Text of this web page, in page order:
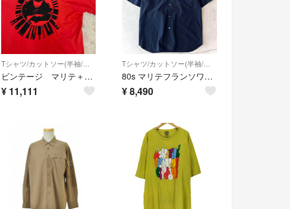
Tシャツ/カットソー(半袖/袖なし)
ビンテージ マリテ＋フランソワ・ジルボー CLOSED Tシャツ サイズXL
¥ 11,111
Tシャツ/カットソー(半袖/袖なし)
80s マリテフランソワジルボー アーカイヴ 切り替え 半袖 シャツ 黒青L相当
¥8,490